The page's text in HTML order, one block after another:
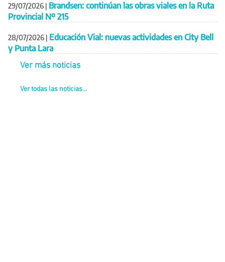
29/07/2026 | Brandsen: continúan las obras viales en la Ruta
Provincial Nº 215
28/07/2026 | Educación Vial: nuevas actividades en City Bell
y Punta Lara
Ver más noticias
Ver todas las noticias...